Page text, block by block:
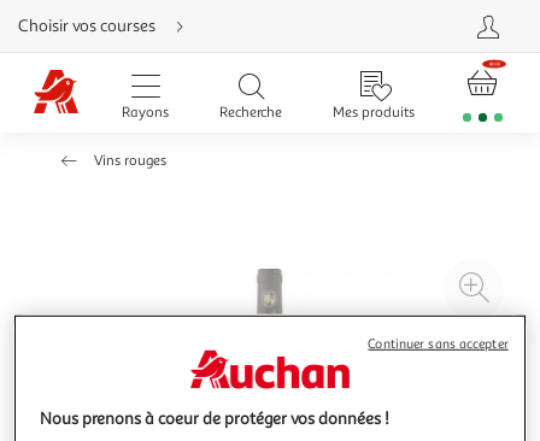
Aller
directement
au
contenu
Aller
directement
Aller
besoin
Choisir vos courses
Rayons Recherche Mes produits
Vins rouges
à
Nous prenons à coeur de protéger vos données !
Continuer sans accepter